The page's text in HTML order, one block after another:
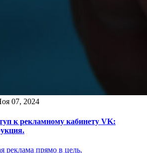
07, 2024
к рекламному кабинету VK: